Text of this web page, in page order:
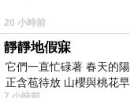
術，亦是一種文
鳴的藝術。
在都市化快速推
20 小時前
靜靜地假寐
它們一直忙碌著 春天的
正含苞待放 山櫻與桃花